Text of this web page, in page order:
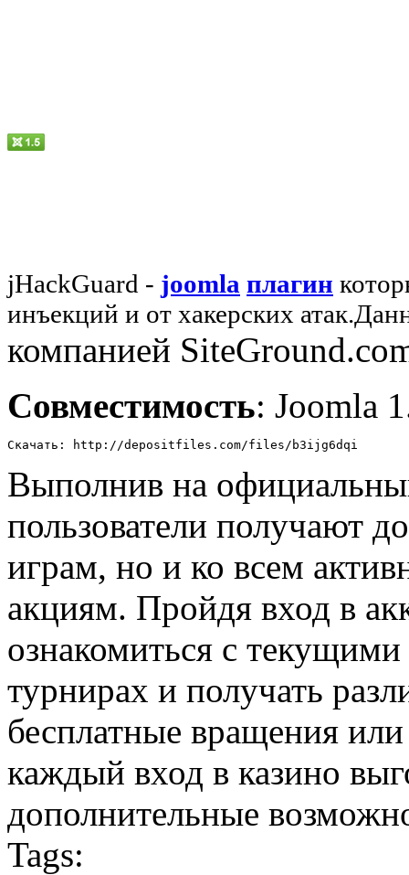
jHackGuard - joomla плагин
инъекций и от хакерских
компанией
Совместимость: Joomla
Скачать: http://depositfiles.com/files/b3ijg6dqi
Выполнив на
пользователи получают
играм, но и ко всем
акциям. Пройдя вход в
ознакомиться с
турнирах и получать
бесплатные вращения
каждый вход в казино
дополнительные
Tags: